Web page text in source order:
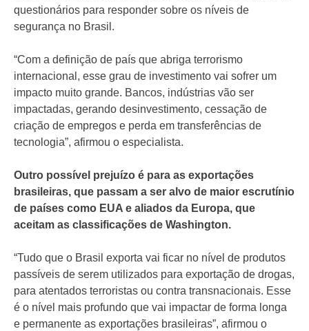
questionários para responder sobre os níveis de
segurança no Brasil.
“Com a definição de país que abriga terrorismo
internacional, esse grau de investimento vai sofrer um
impacto muito grande. Bancos, indústrias vão ser
impactadas, gerando desinvestimento, cessação de
criação de empregos e perda em transferências de
tecnologia”, afirmou o especialista.
Outro possível prejuízo é para as exportações
brasileiras, que passam a ser alvo de maior escrutínio
de países como EUA e aliados da Europa, que
aceitam as classificações de Washington.
“Tudo que o Brasil exporta vai ficar no nível de produtos
passíveis de serem utilizados para exportação de drogas,
para atentados terroristas ou contra transnacionais. Esse
é o nível mais profundo que vai impactar de forma longa
e permanente as exportações brasileiras”, afirmou o